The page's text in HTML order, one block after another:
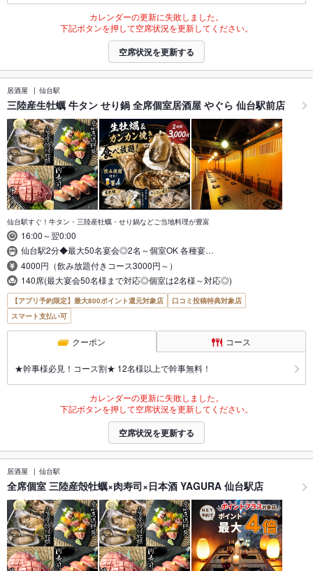
カレンダーの更新に失敗しました。
下記ボタンを押して空席状況を更新してください。
空席状況を更新する
居酒屋 仙台駅
三陸産生牡蠣 牛タン せり鍋 全席個室居酒屋 やぐら 仙台駅前店
仙台駅すぐ！牛タン・三陸産牡蠣・せり鍋などご当地料理が豊富
16:00～翌0:00
仙台駅2分◆最大50名宴会◎2名～個室OK 各種宴…
4000円（飲み放題付きコース3000円～）
140席(最大宴会50名様まで対応◎個室は2名様～対応◎)
【アプリ予約限定】最大800ポイント還元対象店
口コミ投稿特典対象店
スマート支払い可
クーポン コース
★幹事様必見！コース割★ 12名様以上で幹事無料！
カレンダーの更新に失敗しました。
下記ボタンを押して空席状況を更新してください。
空席状況を更新する
居酒屋 仙台駅
全席個室 三陸産殻牡蠣×肉寿司×日本酒 YAGURA 仙台駅店